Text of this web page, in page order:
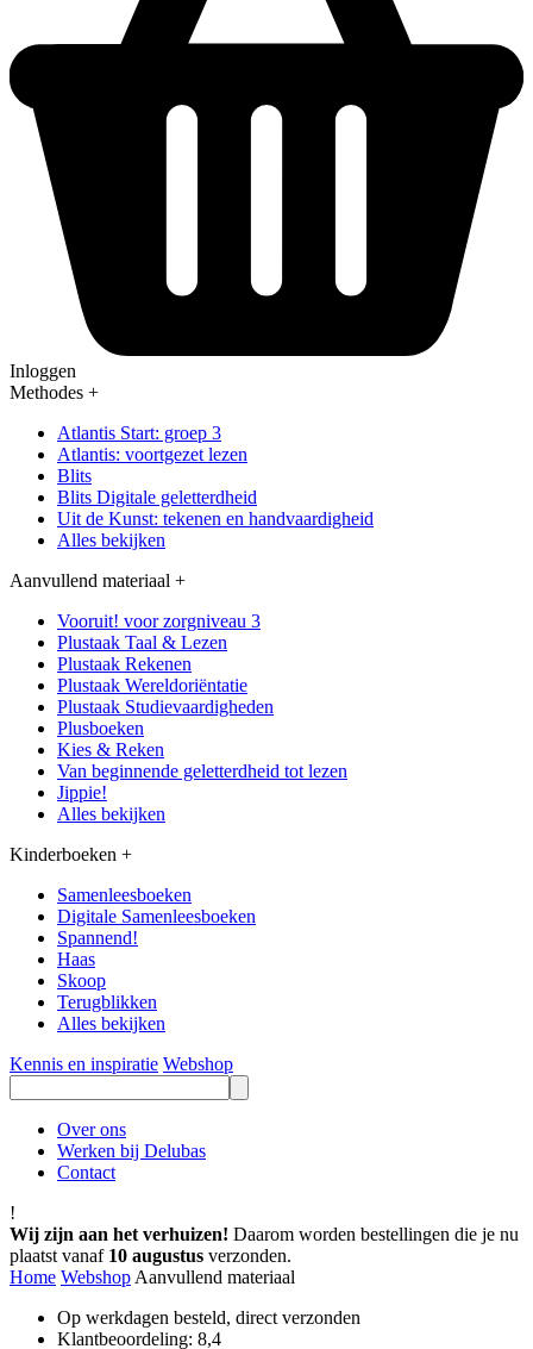
Inloggen
Methodes +
Atlantis Start: groep 3
Atlantis: voortgezet lezen
Blits
Blits Digitale geletterdheid
Uit de Kunst: tekenen en handvaardigheid
Alles bekijken
Aanvullend materiaal +
Vooruit! voor zorgniveau 3
Plustaak Taal & Lezen
Plustaak Rekenen
Plustaak Wereldoriëntatie
Plustaak Studievaardigheden
Plusboeken
Kies & Reken
Van beginnende geletterdheid tot lezen
Jippie!
Alles bekijken
Kinderboeken +
Samenleesboeken
Digitale Samenleesboeken
Spannend!
Haas
Skoop
Terugblikken
Alles bekijken
Kennis en inspiratie Webshop
Over ons
Werken bij Delubas
Contact
!
Wij zijn aan het verhuizen! Daarom worden bestellingen die je nu
plaatst vanaf 10 augustus verzonden.
Home Webshop Aanvullend materiaal
Op werkdagen besteld, direct verzonden
Klantbeoordeling: 8,4